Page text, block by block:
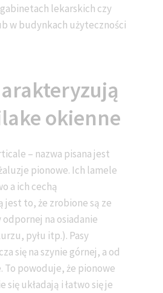
lekarskich czy
w budynkach użyteczności
okienne
– nazwa pisana jest
pionowe. Ich lamele
a ich cechą
to, że zrobione są ze
na osiadanie
pyłu itp.). Pasy
się na szynie górnej, a od
To powoduje, że pionowe
się układają i łatwo się je